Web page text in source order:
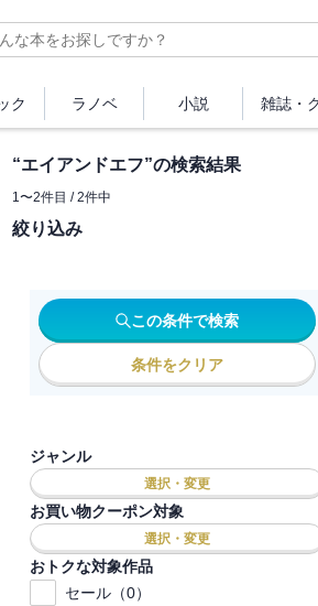
ク ラノベ 小説 雑誌・
“エイアンドエフ”の検索結果
1〜2件目 / 2件中
絞り込み
この条件で検索
条件をクリア
ジャンル
選択・変更
お買い物クーポン対象
選択・変更
おトクな対象作品
セール（0）